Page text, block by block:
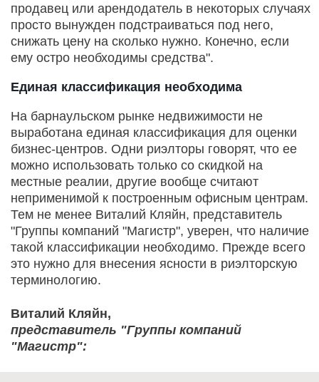
продавец или арендодатель в некоторых случаях
просто вынужден подстраиваться под него,
снижать цену на сколько нужно. Конечно, если
ему остро необходимы средства".
Единая классификация необходима
На барнаульском рынке недвижимости не
выработана единая классификация для оценки
бизнес-центров. Одни риэлторы говорят, что ее
можно использовать только со скидкой на
местные реалии, другие вообще считают
неприменимой к построенным офисным центрам.
Тем не менее Виталий Кляйн, представитель
"Группы компаний "Магистр", уверен, что наличие
такой классификации необходимо. Прежде всего
это нужно для внесения ясности в риэлторскую
терминологию.
Виталий Кляйн,
представитель "Группы компаний
"Магистр":